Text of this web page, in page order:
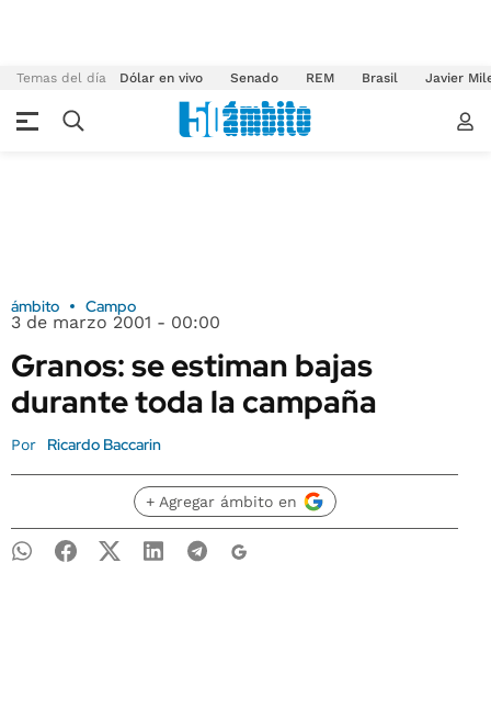
Temas del día Dólar en vivo Senado REM Brasil Javier
ámbito Campo
3 de marzo 2001 - 00:00
Granos: se estiman bajas
durante toda la campaña
Por Ricardo Baccarin
+ Agregar ámbito en